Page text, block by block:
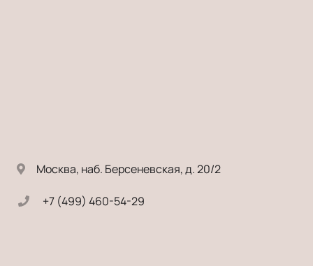
Москва, наб. Берсеневская, д. 20/2
+7 (499) 460-54-29